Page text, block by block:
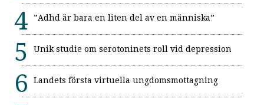
”Adhd är bara en liten del av en människa”
Unik studie om serotoninets roll vid depression
Landets första virtuella ungdomsmottagning